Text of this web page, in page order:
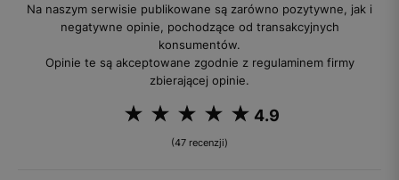
Na naszym serwisie publikowane są zarówno pozytywne, jak i
negatywne opinie, pochodzące od transakcyjnych
konsumentów.
Opinie te są akceptowane zgodnie z regulaminem firmy
zbierającej opinie.
4.9
(47 recenzji)